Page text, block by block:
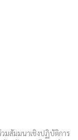
มสัมมนาเชิงปฏิบัติการ